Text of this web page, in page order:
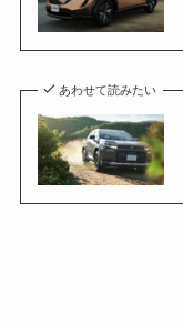
あわせて読みたい